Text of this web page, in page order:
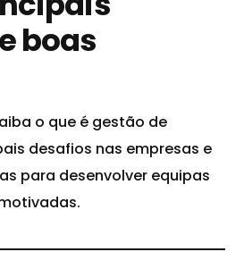
boas
o que é gestão de
desafios nas empresas e
para desenvolver equipas